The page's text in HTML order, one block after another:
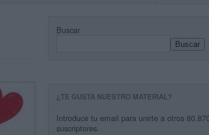
Buscar
Buscar
¿TE GUSTA NUESTRO MATERIAL?
Introduce tu email para unirte a otros 80.870
suscriptores.